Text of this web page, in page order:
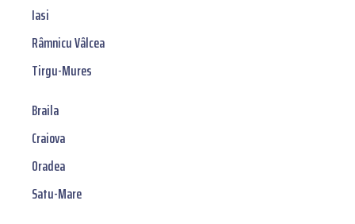
Iasi
Râmnicu Vâlcea
Tirgu-Mures
Braila
Craiova
Oradea
Satu-Mare